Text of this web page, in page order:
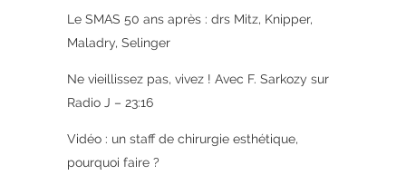
Le SMAS 50 ans après : drs Mitz, Knipper,
Maladry, Selinger
Ne vieillissez pas, vivez ! Avec F. Sarkozy sur
Radio J – 23:16
Vidéo : un staff de chirurgie esthétique,
pourquoi faire ?